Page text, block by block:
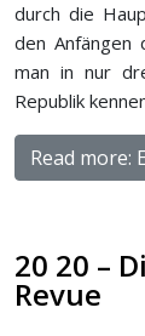
durch die
den Anfängen
man in nur
Republik
Read more:
20 20 –
Revue